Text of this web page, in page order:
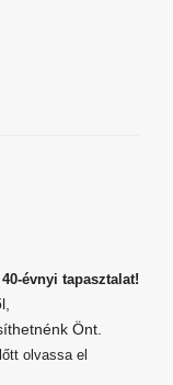
évnyi tapasztalat!
Önt.
olvassa el